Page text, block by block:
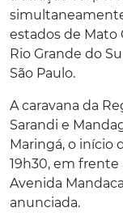
estados de Mato
Rio Grande do
São Paulo.
A caravana da
Sarandi e
Maringá, o início
19h30, em frente
Avenida
anunciada.